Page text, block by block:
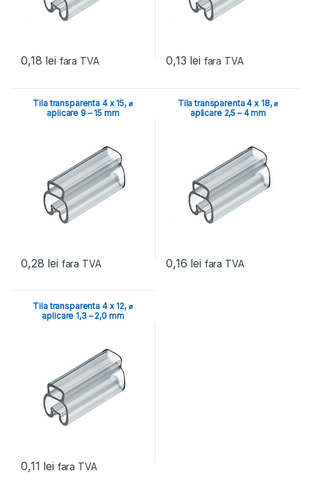
0,18 lei fara TVA 0,13 lei fara TVA
Tila transparenta 4 x 15, ⌀
aplicare 9 – 15 mm
0,28 lei fara TVA
Tila transparenta 4 x 18, ⌀
aplicare 2,5 – 4 mm
0,16 lei fara TVA
Tila transparenta 4 x 12, ⌀
aplicare 1,3 – 2,0 mm
0,11 lei fara TVA